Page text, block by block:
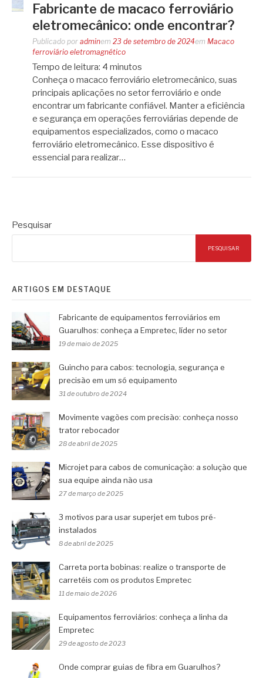
Fabricante de macaco ferroviário
eletromecânico: onde encontrar?
Publicado por adminem 23 de setembro de 2024em Macaco
ferroviário eletromagnético
Tempo de leitura: 4 minutos
Conheça o macaco ferroviário eletromecânico, suas
principais aplicações no setor ferroviário e onde
encontrar um fabricante confiável. Manter a eficiência
e segurança em operações ferroviárias depende de
equipamentos especializados, como o macaco
ferroviário eletromecânico. Esse dispositivo é
essencial para realizar…
Pesquisar
PESQUISAR
ARTIGOS EM DESTAQUE
Fabricante de equipamentos ferroviários em
Guarulhos: conheça a Empretec, líder no setor
19 de maio de 2025
Guincho para cabos: tecnologia, segurança e
precisão em um só equipamento
31 de outubro de 2024
Movimente vagões com precisão: conheça nosso
trator rebocador
28 de abril de 2025
Microjet para cabos de comunicação: a solução que
sua equipe ainda não usa
27 de março de 2025
3 motivos para usar superjet em tubos pré-
instalados
8 de abril de 2025
Carreta porta bobinas: realize o transporte de
carretéis com os produtos Empretec
11 de maio de 2026
Equipamentos ferroviários: conheça a linha da
Empretec
29 de agosto de 2023
Onde comprar guias de fibra em Guarulhos?